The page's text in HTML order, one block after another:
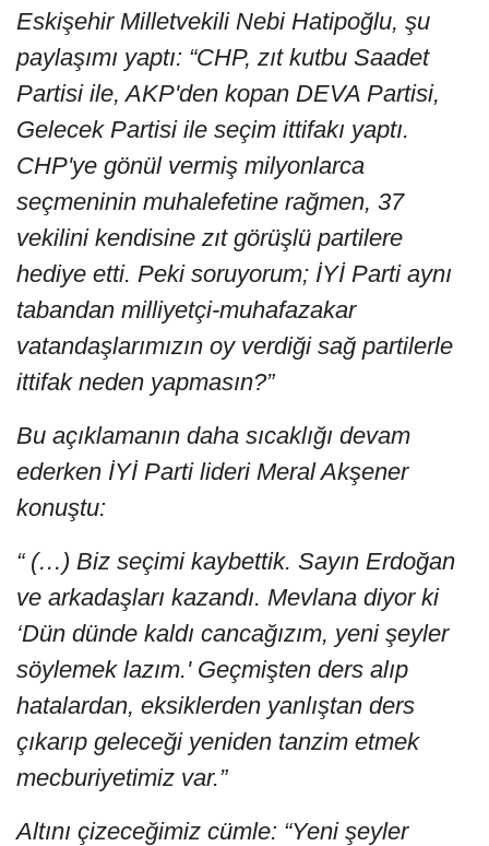
Eskişehir Milletvekili Nebi Hatipoğlu, şu
paylaşımı yaptı: “CHP, zıt kutbu Saadet
Partisi ile, AKP'den kopan DEVA Partisi,
Gelecek Partisi ile seçim ittifakı yaptı.
CHP'ye gönül vermiş milyonlarca
seçmeninin muhalefetine rağmen, 37
vekilini kendisine zıt görüşlü partilere
hediye etti. Peki soruyorum; İYİ Parti aynı
tabandan milliyetçi-muhafazakar
vatandaşlarımızın oy verdiği sağ partilerle
ittifak neden yapmasın?”
Bu açıklamanın daha sıcaklığı devam
ederken İYİ Parti lideri Meral Akşener
konuştu:
“ (…) Biz seçimi kaybettik. Sayın Erdoğan
ve arkadaşları kazandı. Mevlana diyor ki
‘Dün dünde kaldı cancağızım, yeni şeyler
söylemek lazım.' Geçmişten ders alıp
hatalardan, eksiklerden yanlıştan ders
çıkarıp geleceği yeniden tanzim etmek
mecburiyetimiz var.”
Altını çizeceğimiz cümle: “Yeni şeyler